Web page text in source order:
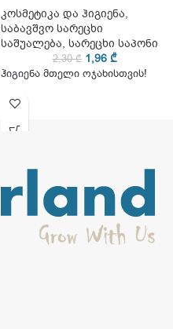
კოსმეტიკა და ჰიგიენა,
საბავშვო სარეცხი
საშუალება, სარეცხი საპონი
2,30₾ 1,96 ₾
ჰიგიენა მთელი ოჯახისთვის!